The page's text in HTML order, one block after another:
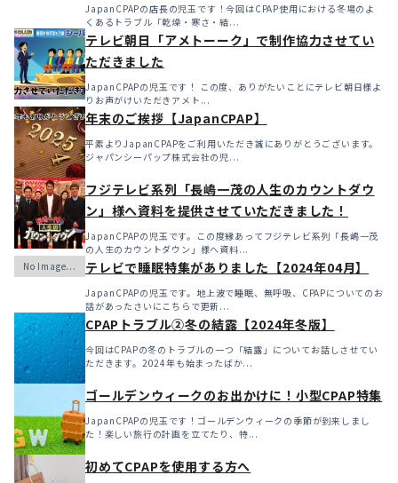
JapanCPAPの店長の児玉です！今回はCPAP使用における冬場のよ
くあるトラブル「乾燥・寒さ・結...
テレビ朝日「アメトーーク」で制作協力させてい
ただきました
JapanCPAPの児玉です！ この度、ありがたいことにテレビ朝日様よ
りお声がけいただきアメト...
年末のご挨拶【JapanCPAP】
平素よりJapanCPAPをご利用いただき誠にありがとうございます。
ジャパンシーパップ株式会社の児...
フジテレビ系列「長嶋一茂の人生のカウントダウ
ン」様へ資料を提供させていただきました！
JapanCPAPの児玉です。この度縁あってフジテレビ系列「長嶋一茂
の人生のカウントダウン」様へ資料...
テレビで睡眠特集がありました【2024年04月】
JapanCPAPの児玉です。地上波で睡眠、無呼吸、CPAPについてのお
話があったさいにこちらで更新...
CPAPトラブル②冬の結露【2024年冬版】
今回はCPAPの冬のトラブルの一つ「結露」についてお話しさせてい
ただきます。2024年も始まったばか...
ゴールデンウィークのお出かけに！小型CPAP特集
JapanCPAPの児玉です！ゴールデンウィークの季節が到来しまし
た！楽しい旅行の計画を立てたり、特...
初めてCPAPを使用する方へ